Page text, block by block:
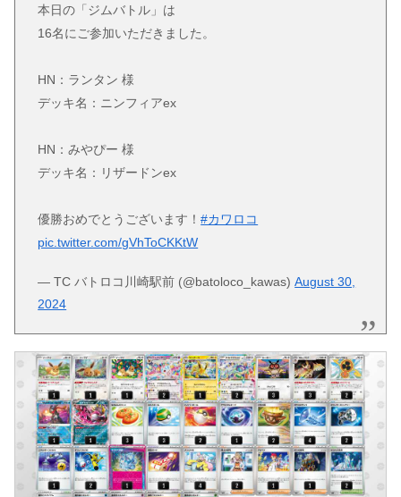
本日の「ジムバトル」は
16名にご参加いただきました。
HN：ランタン 様
デッキ名：ニンフィアex
HN：みやぴー 様
デッキ名：リザードンex
優勝おめでとうございます！#カワロコ
pic.twitter.com/gVhToCKKtW
— TC バトロコ川崎駅前 (@batoloco_kawas)August 30,
2024